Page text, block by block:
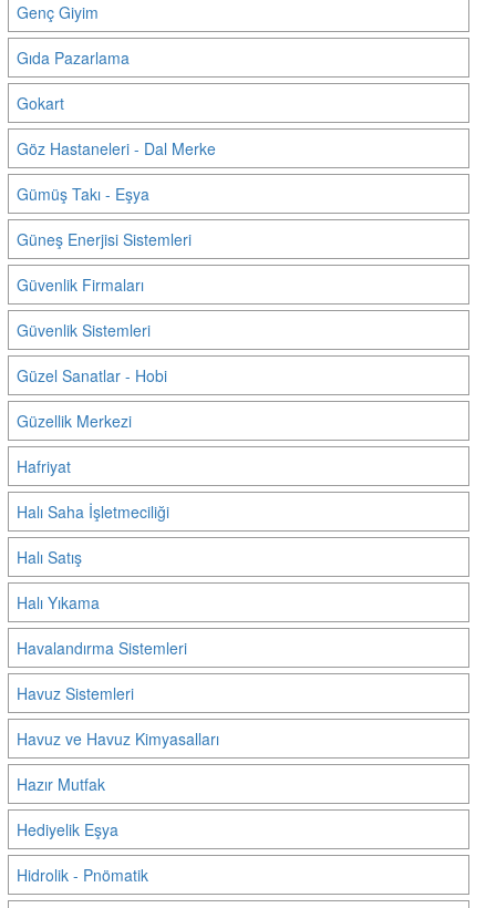
Genç Giyim
Gıda Pazarlama
Gokart
Göz Hastaneleri - Dal Merke
Gümüş Takı - Eşya
Güneş Enerjisi Sistemleri
Güvenlik Firmaları
Güvenlik Sistemleri
Güzel Sanatlar - Hobi
Güzellik Merkezi
Hafriyat
Halı Saha İşletmeciliği
Halı Satış
Halı Yıkama
Havalandırma Sistemleri
Havuz Sistemleri
Havuz ve Havuz Kimyasalları
Hazır Mutfak
Hediyelik Eşya
Hidrolik - Pnömatik